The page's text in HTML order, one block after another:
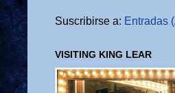
Suscribirse a: Entradas
VISITING KING LEAR